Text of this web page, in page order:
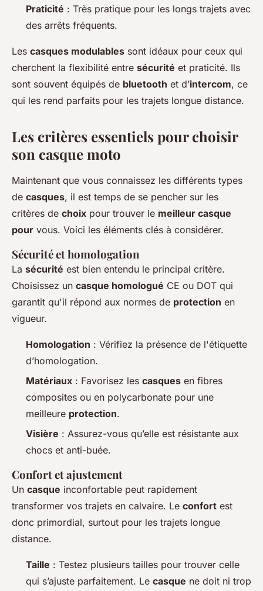
Praticité : Très pratique pour les longs trajets avec
des arrêts fréquents.
Les casques modulables sont idéaux pour ceux qui
cherchent la flexibilité entre sécurité et praticité. Ils
sont souvent équipés de bluetooth et d’intercom, ce
qui les rend parfaits pour les trajets longue distance.
Les critères essentiels pour choisir
son casque moto
Maintenant que vous connaissez les différents types
de casques, il est temps de se pencher sur les
critères de choix pour trouver le meilleur casque
pour vous. Voici les éléments clés à considérer.
Sécurité et homologation
La sécurité est bien entendu le principal critère.
Choisissez un casque homologué CE ou DOT qui
garantit qu'il répond aux normes de protection en
vigueur.
Homologation : Vérifiez la présence de l'étiquette
d’homologation.
Matériaux : Favorisez les casques en fibres
composites ou en polycarbonate pour une
meilleure protection.
Visière : Assurez-vous qu’elle est résistante aux
chocs et anti-buée.
Confort et ajustement
Un casque inconfortable peut rapidement
transformer vos trajets en calvaire. Le confort est
donc primordial, surtout pour les trajets longue
distance.
Taille : Testez plusieurs tailles pour trouver celle
qui s’ajuste parfaitement. Le casque ne doit ni trop